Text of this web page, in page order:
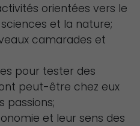
orientées vers le
et la nature;
camarades et
pour tester des
peut-être chez eux
passions;
et leur sens des